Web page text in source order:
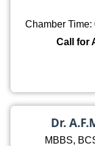
Chamber Time:
Call for
Dr.
MBBS,